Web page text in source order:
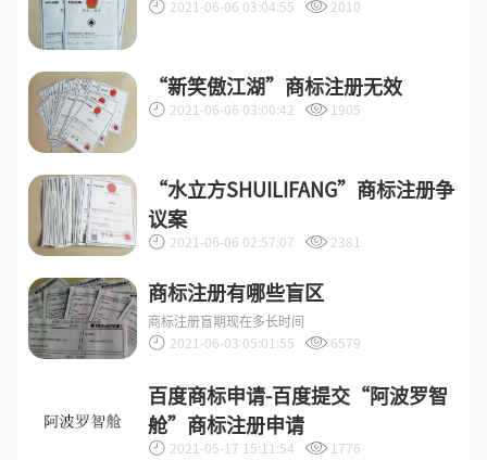
2021-06-06 03:04:55 2010
“新笑傲江湖”商标注册无效
2021-06-06 03:00:42 1905
“水立方SHUILIFANG”商标注册争
议案
2021-06-06 02:57:07 2381
商标注册有哪些盲区
商标注册盲期现在多长时间
2021-06-03 05:01:55
6579
百度商标申请-百度提交“阿波罗智
舱”商标注册申请
2021-05-17 15:11:54 1776